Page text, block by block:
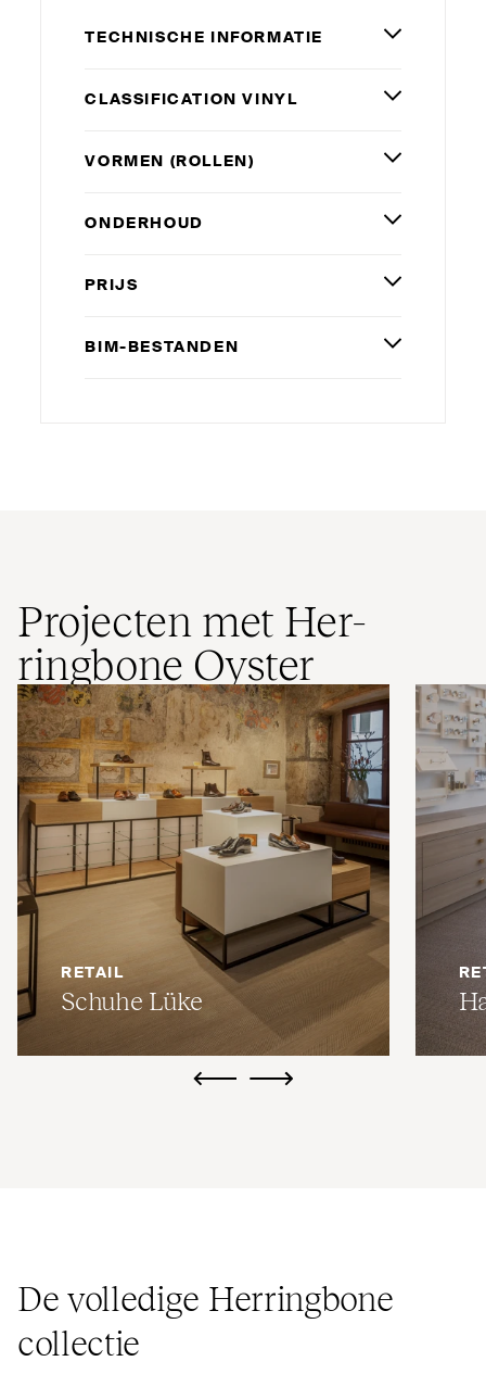
TECHNISCHE INFORMATIE
CLAS­SI­FICATION VINYL
VORMEN (ROLLEN)
ONDERHOUD
PRIJS
BIM-BESTANDEN
Projecten met Her­
ringbone Oyster
RETAIL
Schuhe Lüke
ui.previousui.next
De volledige Her­ringbone
collectie